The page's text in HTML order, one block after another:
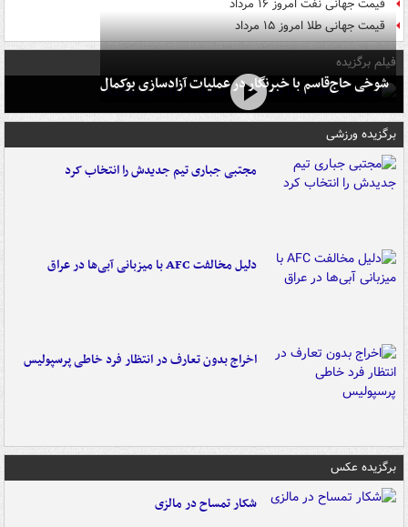
قیمت جهانی نفت امروز ۱۶ مرداد
قیمت جهانی طلا امروز ۱۵ مرداد
فیلم برگزیده
شوخی حاج‌قاسم با خبرنگار در عملیات آزادسازی بوکمال
برگزیده ورزشی
مجتبی جباری تیم جدیدش را انتخاب کرد
دلیل مخالفت AFC با میزبانی آبی‌ها در عراق
اخراج بدون تعارف در انتظار فرد خاطی پرسپولیس
برگزیده عکس
شکار تمساح در مالزی